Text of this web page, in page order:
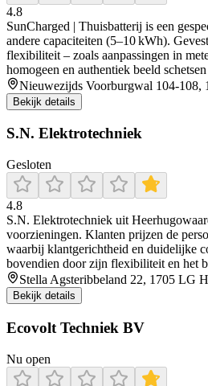
4.8
SunCharged | Thuisbatterij is een
andere capaciteiten (5–10 kWh).
flexibiliteit – zoals aanpassingen in
homogeen en authentiek beeld
Nieuwezijds Voorburgwal 104-108,
Bekijk details
S.N. Elektrotechniek
Gesloten
4.8
S.N. Elektrotechniek uit
voorzieningen. Klanten prijzen de
waarbij klantgerichtheid en duidelijke
bovendien door zijn flexibiliteit en het
Stella Agsteribbeland 22, 1705 LG
Bekijk details
Ecovolt Techniek BV
Nu open